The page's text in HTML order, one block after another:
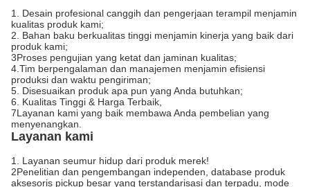
1. Desain profesional canggih dan pengerjaan terampil menjamin
kualitas produk kami;
2. Bahan baku berkualitas tinggi menjamin kinerja yang baik dari
produk kami;
3Proses pengujian yang ketat dan jaminan kualitas;
4.Tim berpengalaman dan manajemen menjamin efisiensi
produksi dan waktu pengiriman;
5. Disesuaikan produk apa pun yang Anda butuhkan;
6. Kualitas Tinggi & Harga Terbaik,
7Layanan kami yang baik membawa Anda pembelian yang
menyenangkan.
Layanan kami
1. Layanan seumur hidup dari produk merek!
2Penelitian dan pengembangan independen, database produk
aksesoris pickup besar yang terstandarisasi dan terpadu, mode